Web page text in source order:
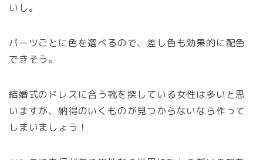
いし。
パーツごとに色を選べるので、差し色も効果的に配色
できそう。
結婚式のドレスに合う靴を探している女性は多いと思
いますが、納得のいくものが見つからないなら作って
しまいましょう！